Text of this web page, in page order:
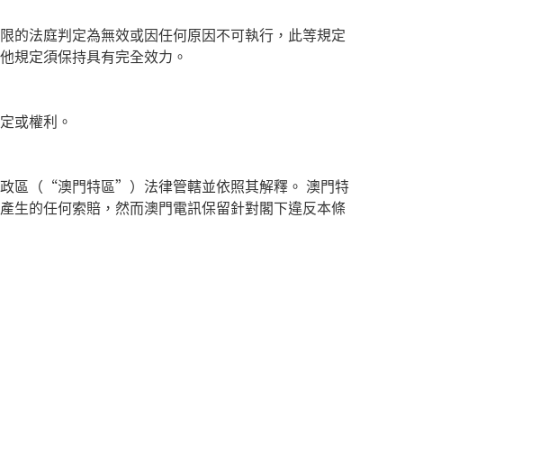
的法庭判定為無效或因任何原因不可執行，此等規定
規定須保持具有完全效力。
或權利。
區（ “澳門特區” ）法律管轄並依照其解釋。 澳門特
生的任何索賠，然而澳門電訊保留針對閣下違反本條